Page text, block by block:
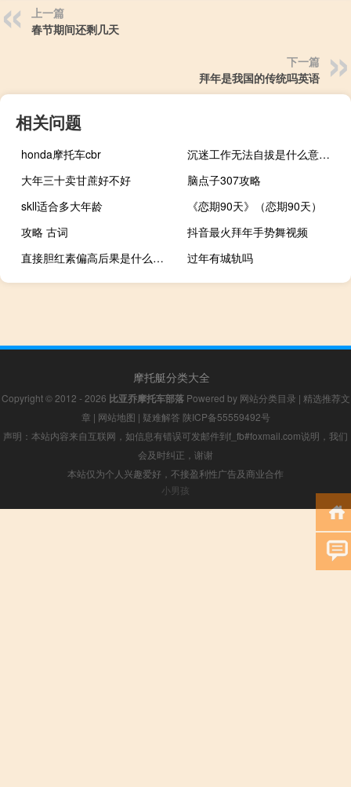
上一篇
春节期间还剩几天
下一篇
拜年是我国的传统吗英语
相关问题
honda摩托车cbr
沉迷工作无法自拔是什么意思什么梗
大年三十卖甘蔗好不好
脑点子307攻略
skll适合多大年龄
《恋期90天》（恋期90天）
攻略 古词
抖音最火拜年手势舞视频
直接胆红素偏高后果是什么（直接胆红素偏高后果有什么）
过年有城轨吗
摩托艇分类大全
Copyright © 2012 - 2026 比亚乔摩托车部落Powered by 网站分类目录 | 精选推荐文
章 | 网站地图 | 疑难解答 陕ICP备55559492号
声明：本站内容来自互联网，如信息有错误可发邮件到f_fb#foxmail.com说明，我们
会及时纠正，谢谢
本站仅为个人兴趣爱好，不接盈利性广告及商业合作
小男孩